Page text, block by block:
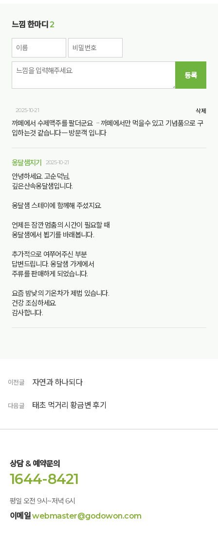
느낌 한마디2
등록
2025-10-21 삭제
까페에서 수제맥주를 팔더군요 ᆢ까페에서만 먹을수 있고 기념품으로 구
입하는것 같습니다ㅡ 방문객 입니다
옹달샘지기 2025-10-21
안녕하세요. 고순덕님,
깊은산속옹달샘입니다.
옹달샘 스테이에 함께해 주셨지요.
언제든 잠깐 멈춤의 시간이 필요할 때
옹달샘에서 뵙기를 바래봅니다.
추가적으로 여쭈어주신 부분
답변드립니다. 옹달샘 가게에서
주류를 판매하게 되었습니다.
요즘 밤낮의 기온차가 제법 있습니다.
건강 조심하세요.
감사합니다.
이전글 자연과 하나되다
태초 먹거리 황금변 후기
다음글
상담 & 예약문의
1644-8421
평일 오전 9시~저녁 6시
이메일webmaster@godowon.com